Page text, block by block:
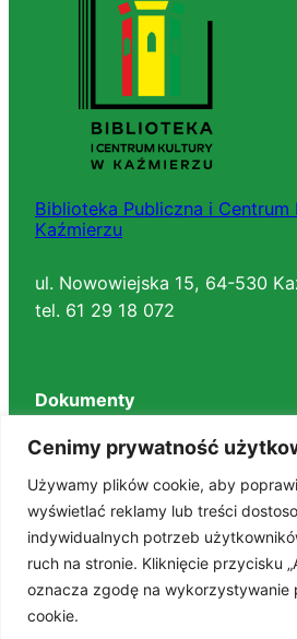
Cenimy prywatność
Używamy plików cookie, aby
wyświetlać reklamy lub treści
indywidualnych potrzeb
ruch na stronie. Kliknięcie przycisku
oznacza zgodę na wykorzystywanie
cookie.
Biblioteka Publiczna i Centrum
Kaźmierzu
ul. Nowowiejska 15, 64-530
tel. 61 29 18 072
Dokumenty
Regulaminy
BIP
RODO
Polityka prywatności
STANDARDY OCHRONY